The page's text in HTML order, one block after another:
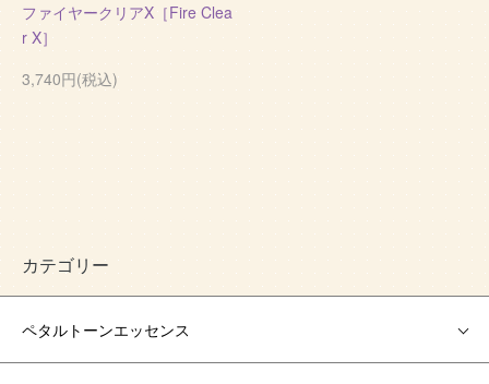
ファイヤークリアX［Fire Clea
r X］
3,740円(税込)
カテゴリー
ペタルトーンエッセンス